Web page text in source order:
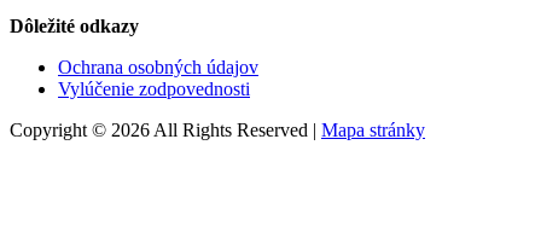
Dôležité odkazy
Ochrana osobných údajov
Vylúčenie zodpovednosti
Copyright © 2026 All Rights Reserved | Mapa stránky